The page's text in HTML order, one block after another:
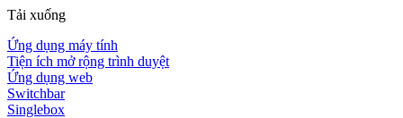
Tải xuống
Ứng dụng máy tính
Tiện ích mở rộng trình duyệt
Ứng dụng web
Switchbar
Singlebox